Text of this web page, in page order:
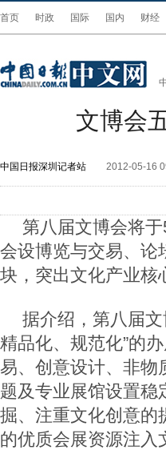
首页 时政 国际 国内 财经
文博会
中国日报深圳记者站 2012-05-16
第八届文博会将
会设博览与交易、论
块，突出文化产业核
据介绍，第八届
精品化、规范化”的
易、创意设计、非物
题及专业展馆设置稳
掘、注重文化创意的
的优质会展资源注入